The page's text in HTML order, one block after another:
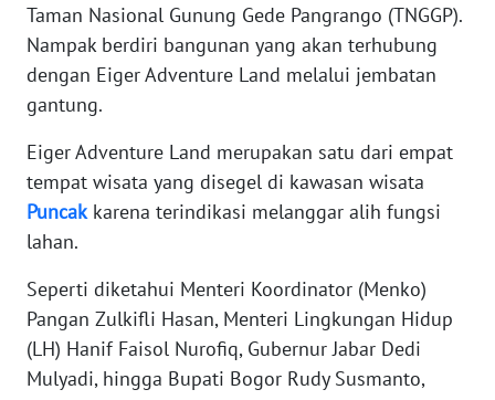
Taman Nasional Gunung Gede Pangrango (TNGGP).
Nampak berdiri bangunan yang akan terhubung
dengan Eiger Adventure Land melalui jembatan
gantung.
Eiger Adventure Land merupakan satu dari empat
tempat wisata yang disegel di kawasan wisata
Puncakkarena terindikasi melanggar alih fungsi
lahan.
Seperti diketahui Menteri Koordinator (Menko)
Pangan Zulkifli Hasan, Menteri Lingkungan Hidup
(LH) Hanif Faisol Nurofiq, Gubernur Jabar Dedi
Mulyadi, hingga Bupati Bogor Rudy Susmanto,
KARIR
DISCLAIMER
Wahana
News
Regional
WN
WN
JAKARTA